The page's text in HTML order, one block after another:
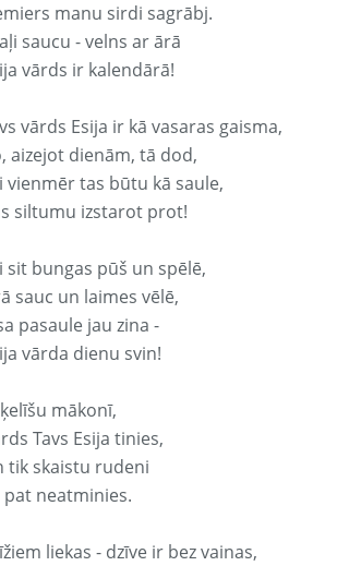
manu sirdi sagrābj.
saucu - velns ar ārā
vārds ir kalendārā!
vārds Esija ir kā vasaras gaisma,
aizejot dienām, tā dod,
vienmēr tas būtu kā saule,
siltumu izstarot prot!
sit bungas pūš un spēlē,
sauc un laimes vēlē,
pasaule jau zina -
vārda dienu svin!
mākonī,
Tavs Esija tinies,
tik skaistu rudeni
pat neatminies.
liekas - dzīve ir bez vainas,